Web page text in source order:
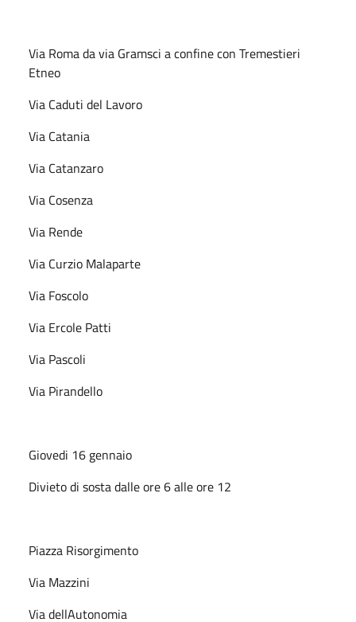
Via Roma da via Gramsci a confine con Tremestieri
Etneo
Via Caduti del Lavoro
Via Catania
Via Catanzaro
Via Cosenza
Via Rende
Via Curzio Malaparte
Via Foscolo
Via Ercole Patti
Via Pascoli
Via Pirandello
Giovedi 16 gennaio
Divieto di sosta dalle ore 6 alle ore 12
Piazza Risorgimento
Via Mazzini
Via dellAutonomia